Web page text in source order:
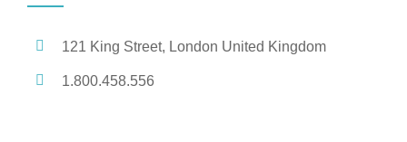
121 King Street, London United Kingdom
1.800.458.556